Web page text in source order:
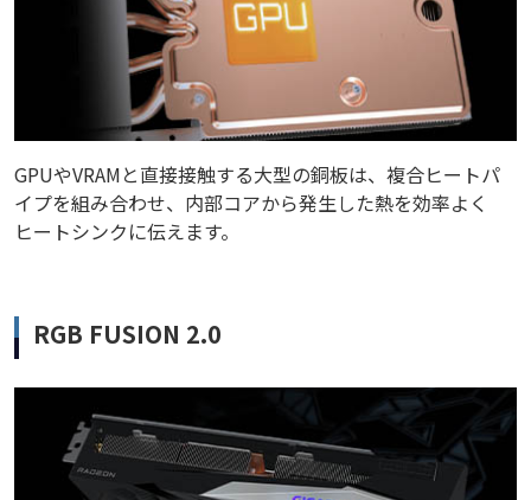
GPUやVRAMと直接接触する大型の銅板は、複合ヒートパ
イプを組み合わせ、内部コアから発生した熱を効率よく
ヒートシンクに伝えます。
RGB FUSION 2.0